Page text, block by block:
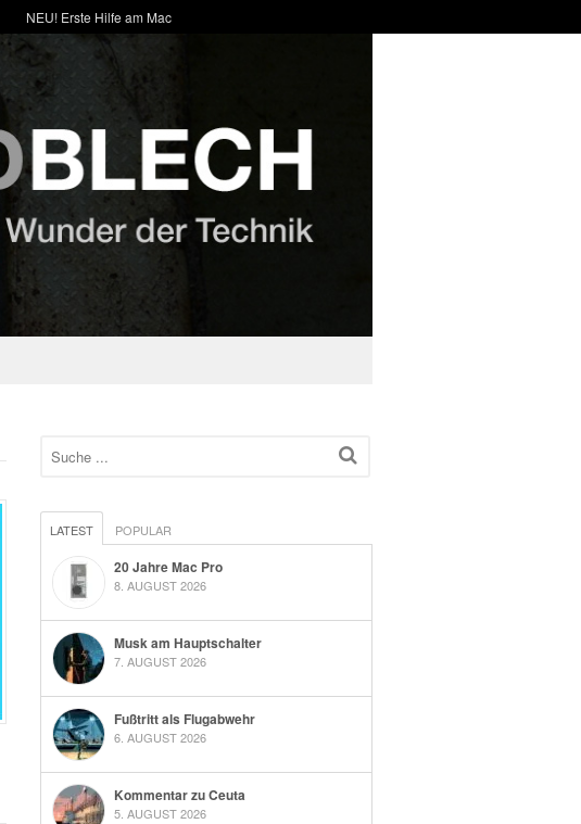
NEU! Erste Hilfe am Mac
LATEST POPULAR
20 Jahre Mac Pro
8. AUGUST 2026
Musk am Hauptschalter
7. AUGUST 2026
Fußtritt als Flugabwehr
6. AUGUST 2026
Kommentar zu Ceuta
5. AUGUST 2026